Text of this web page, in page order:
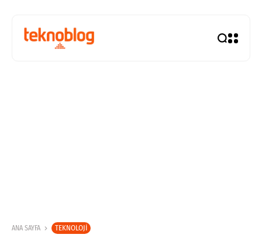
ANA SAYFA TEKNOLOJI